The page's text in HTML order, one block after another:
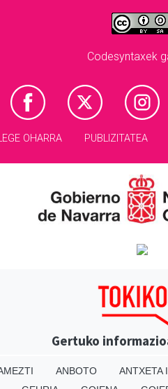
Codesyntaxek
OHARRA PUBLIZITATEA
Gertuko
ANBOTO ANTXETA